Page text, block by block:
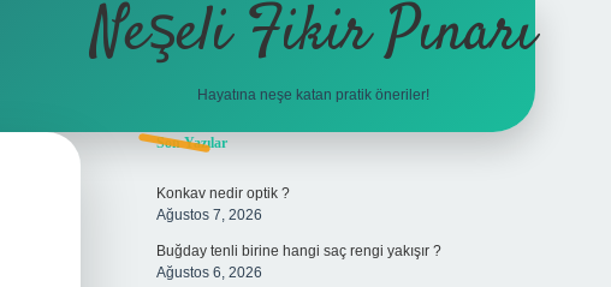
Neşeli Fikir Pınarı
Hayatına neşe katan pratik öneriler!
Sidebar
Son Yazılar
Konkav nedir optik ?
Ağustos 7, 2026
Buğday tenli birine hangi saç rengi yakışır ?
Ağustos 6, 2026